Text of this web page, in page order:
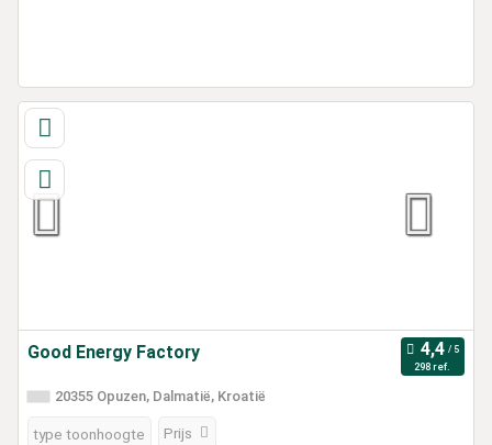
Good Energy Factory
298 ref.
20355 Opuzen, Dalmatië, Kroatië
type toonhoogte Prijs